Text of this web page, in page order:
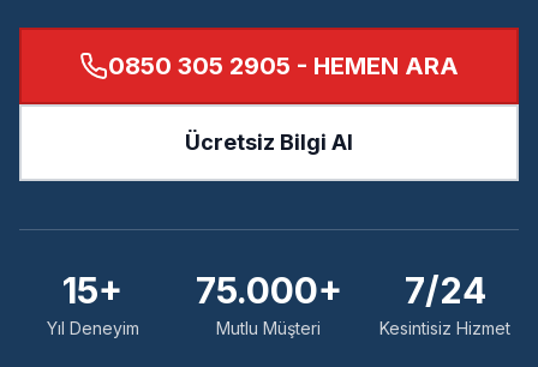
0850 305 2905 - HEMEN ARA
Ücretsiz Bilgi Al
15+
Yıl Deneyim
75.000+
Mutlu Müşteri
7/24
Kesintisiz Hizmet